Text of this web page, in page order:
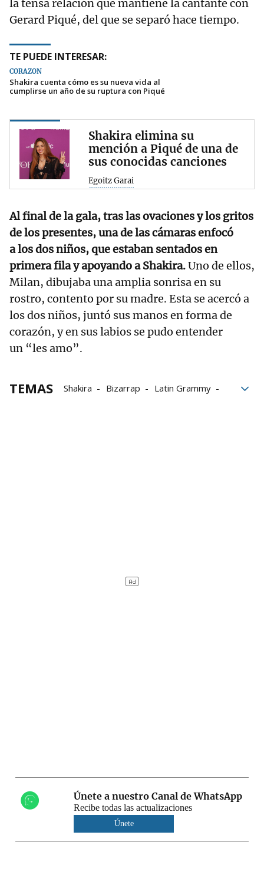
la tensa relación que mantiene la cantante con
Gerard Piqué, del que se separó hace tiempo.
TE PUEDE INTERESAR:
CORAZÓN
Shakira cuenta cómo es su nueva vida al
cumplirse un año de su ruptura con Piqué
Shakira elimina su
mención a Piqué de una de
sus conocidas canciones
Egoitz Garai
Al final de la gala, tras las ovaciones y los gritos
de los presentes, una de las cámaras enfocó
a los dos niños, que estaban sentados en
primera fila y apoyando a Shakira.Uno de ellos,
Milan, dibujaba una amplia sonrisa en su
rostro, contento por su madre. Esta se acercó a
los dos niños, juntó sus manos en forma de
corazón, y en sus labios se pudo entender
un “les amo”.
TEMAS Shakira Bizarrap
Latin Grammy
Únete a nuestro Canal de WhatsApp
Recibe todas las actualizaciones
Únete